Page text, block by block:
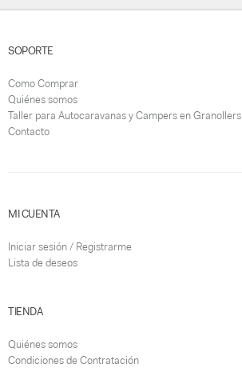
SOPORTE
Como Comprar
Quiénes somos
Taller para Autocaravanas y Campers en Granollers
Contacto
MI CUENTA
Iniciar sesión / Registrarme
Lista de deseos
TIENDA
Quiénes somos
Condiciones de Contratación